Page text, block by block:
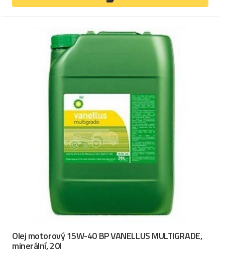
Olej motorový 15W-40 BP VANELLUS MULTIGRADE,
minerální, 20l